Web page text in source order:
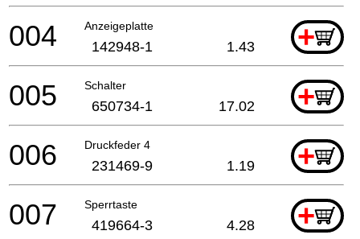
Anzeigeplatte +
004 142948-1 1.43
Schalter +
005 650734-1 17.02
Druckfeder 4 +
006 231469-9 1.19
Sperrtaste +
007 419664-3 4.28